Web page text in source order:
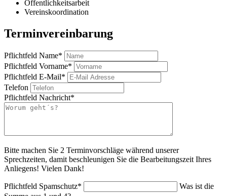
Öffentlichkeitsarbeit
Vereinskoordination
Terminvereinbarung
Pflichtfeld Name*
Pflichtfeld Vorname*
Pflichtfeld E-Mail*
Telefon
Pflichtfeld Nachricht*
Bitte machen Sie 2 Terminvorschläge während unserer
Sprechzeiten, damit beschleunigen Sie die Bearbeitungszeit Ihres
Anliegens! Vielen Dank!
Pflichtfeld Spamschutz*
Was ist die